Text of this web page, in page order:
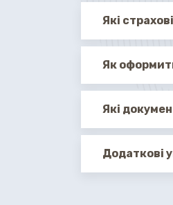
Які
Як
Які
Додаткові